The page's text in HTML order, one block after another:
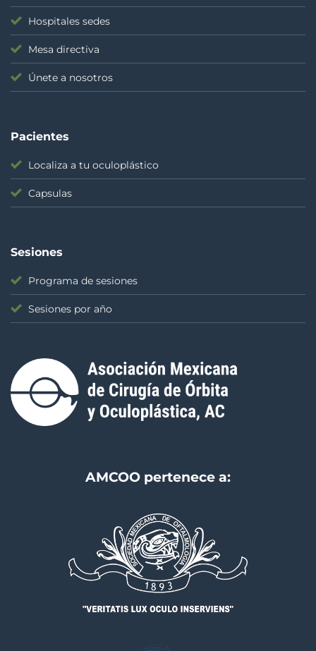
Hospitales sedes
Mesa directiva
Únete a nosotros
Pacientes
Localiza a tu oculoplástico
Capsulas
Sesiones
Programa de sesiones
Sesiones por año
AMCOO pertenece a: